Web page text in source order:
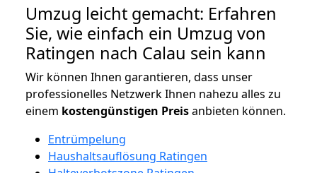
Umzug leicht gemacht: Erfahren
Sie, wie einfach ein Umzug von
Ratingen nach Calau sein kann
Wir können Ihnen garantieren, dass unser
professionelles Netzwerk Ihnen nahezu alles zu
einem kostengünstigen Preisanbieten können.
Entrümpelung
Haushaltsauflösung Ratingen